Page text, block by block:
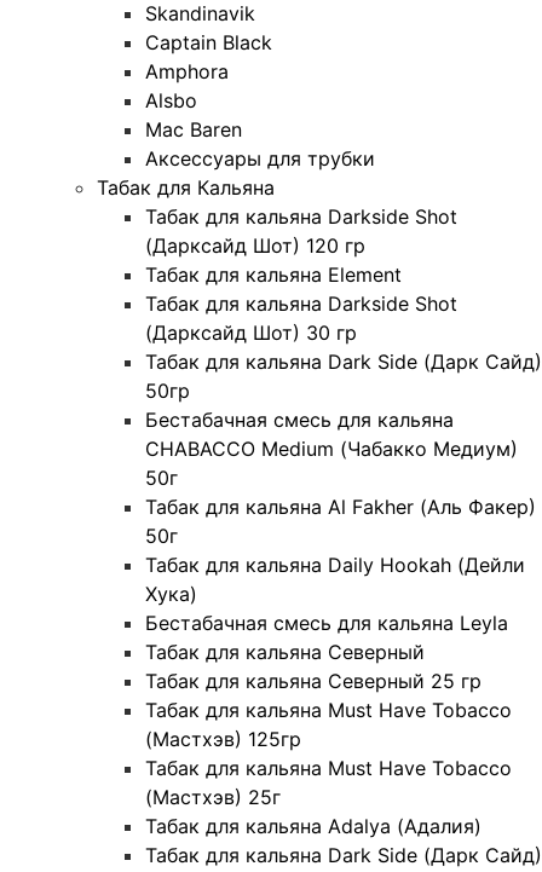
Skandinavik
Captain Black
Amphora
Alsbo
Mac Baren
Аксессуары для трубки
Табак для Кальяна
Табак для кальяна Darkside Shot
(Дарксайд Шот) 120 гр
Табак для кальяна Element
Табак для кальяна Darkside Shot
(Дарксайд Шот) 30 гр
Табак для кальяна Dark Side (Дарк Сайд)
50гр
Бестабачная смесь для кальяна
CHABACCO Medium (Чабакко Медиум)
50г
Табак для кальяна Al Fakher (Аль Факер)
50г
Табак для кальяна Daily Hookah (Дейли
Хука)
Бестабачная смесь для кальяна Leyla
Табак для кальяна Северный
Табак для кальяна Северный 25 гр
Табак для кальяна Must Have Tobacco
(Мастхэв) 125гр
Табак для кальяна Must Have Tobacco
(Мастхэв) 25г
Табак для кальяна Adalya (Адалия)
Табак для кальяна Dark Side (Дарк Сайд)